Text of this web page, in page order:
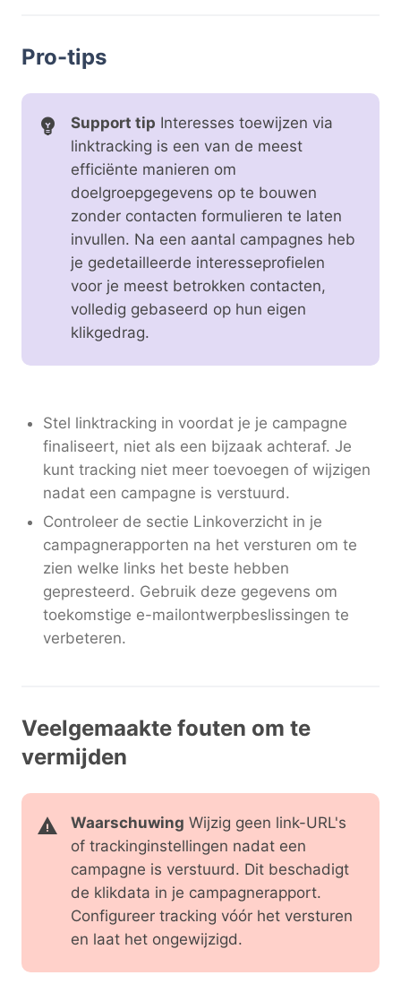
Pro-tips
Support tip Interesses toewijzen via
linktracking is een van de meest
efficiënte manieren om
doelgroepgegevens op te bouwen
zonder contacten formulieren te laten
invullen. Na een aantal campagnes heb
je gedetailleerde interesseprofielen
voor je meest betrokken contacten,
volledig gebaseerd op hun eigen
klikgedrag.
Stel linktracking in voordat je je campagne
finaliseert, niet als een bijzaak achteraf. Je
kunt tracking niet meer toevoegen of wijzigen
nadat een campagne is verstuurd.
Controleer de sectie Linkoverzicht in je
campagnerapporten na het versturen om te
zien welke links het beste hebben
gepresteerd. Gebruik deze gegevens om
toekomstige e-mailontwerpbeslissingen te
verbeteren.
Veelgemaakte fouten om te
vermijden
Waarschuwing Wijzig geen link-URL's
of trackinginstellingen nadat een
campagne is verstuurd. Dit beschadigt
de klikdata in je campagnerapport.
Configureer tracking vóór het versturen
en laat het ongewijzigd.